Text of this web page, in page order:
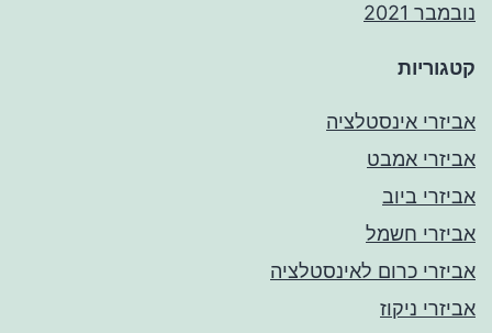
נובמבר 2021
קטגוריות
אביזרי אינסטלציה
אביזרי אמבט
אביזרי ביוב
אביזרי חשמל
אביזרי כרום לאינסטלציה
אביזרי ניקוז